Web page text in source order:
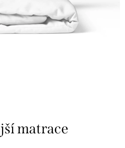
matrace